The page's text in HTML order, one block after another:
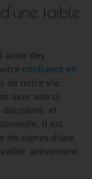
faible
avoir des
confiance en
de notre vie.
avec autrui,
et
Il est
signes d’une
activement